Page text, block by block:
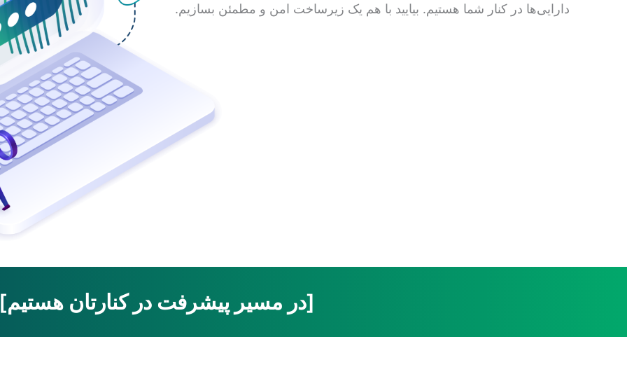
دارایی‌ها در کنار شما هستیم. بیایید با هم یک زیرساخت امن و مطمئن بسازیم.
[در مسیر پیشرفت در کنارتان هستیم]